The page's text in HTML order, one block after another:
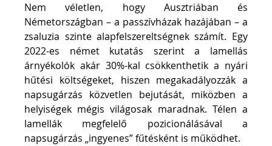
Nem véletlen, hogy Ausztriában és
Németországban – a passzívházak hazájában – a
zsaluzia szinte alapfelszereltségnek számít. Egy
2022-es német kutatás szerint a lamellás
árnyékolók akár 30%-kal csökkenthetik a nyári
hűtési költségeket, hiszen megakadályozzák a
napsugárzás közvetlen bejutását, miközben a
helyiségek mégis világosak maradnak. Télen a
lamellák megfelelő pozicionálásával a
napsugárzás „ingyenes” fűtésként is működhet.